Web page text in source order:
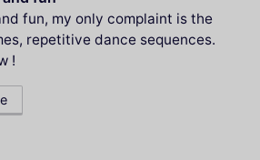
fun, my only complaint is the
repetitive dance sequences.
!